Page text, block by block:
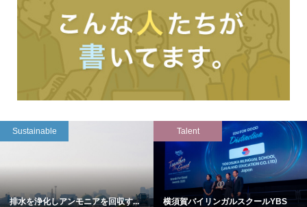
Sustainable
排水を浄化しアンモニアを回収す...
Talent
横須賀バイリンガルスクールYBS